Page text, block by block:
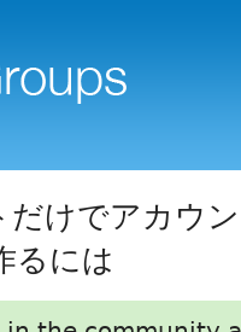
だけでアカウ
るには